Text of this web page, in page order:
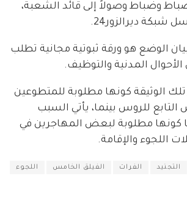
وضباط وصولاً إلى قائد الشعبة،
شبكة ديرالزور24.
الوضع هو ورقة ثبوتية مجانية تطلب
المدنية والتوظيف.
تلك الوثيقة كونها مطلوبة للمتطوعين
للروس بينما، يأتي السبب
كونها مطلوبة لبعض المهاجرين في
اللجوء والإقامة.
التجنيد الفرات الفيلق الخامس اللجوء